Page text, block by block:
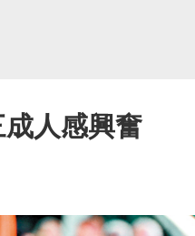
人感興奮